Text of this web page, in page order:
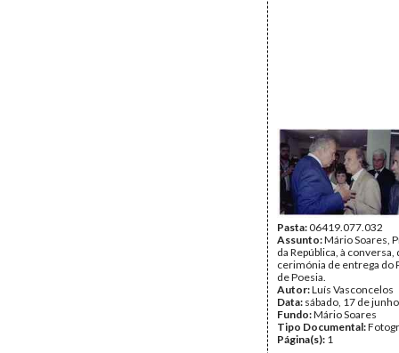
Pasta:06419.077.032
Assunto:Mário Soares,
da República, à conversa,
cerimónia de entrega do
de Poesia.
Autor:Luís Vasconcelos
Data: sábado, 17 de
Fundo:Mário Soares
Tipo Documental:
Página(s): 1